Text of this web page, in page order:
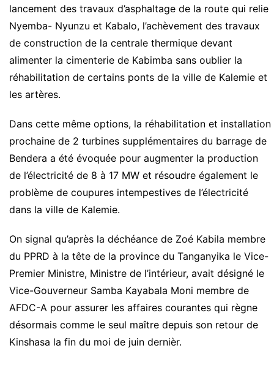
lancement des travaux d’asphaltage de la route qui relie
Nyemba- Nyunzu et Kabalo, l’achèvement des travaux
de construction de la centrale thermique devant
alimenter la cimenterie de Kabimba sans oublier la
réhabilitation de certains ponts de la ville de Kalemie et
les artères.
Dans cette même options, la réhabilitation et installation
prochaine de 2 turbines supplémentaires du barrage de
Bendera a été évoquée pour augmenter la production
de l’électricité de 8 à 17 MW et résoudre également le
problème de coupures intempestives de l’électricité
dans la ville de Kalemie.
On signal qu’après la déchéance de Zoé Kabila membre
du PPRD à la tête de la province du Tanganyika le Vice-
Premier Ministre, Ministre de l’intérieur, avait désigné le
Vice-Gouverneur Samba Kayabala Moni membre de
AFDC-A pour assurer les affaires courantes qui règne
désormais comme le seul maître depuis son retour de
Kinshasa la fin du moi de juin dernièr.